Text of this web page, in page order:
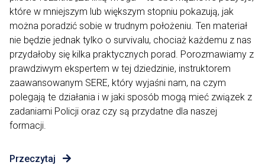
które w mniejszym lub większym stopniu pokazują, jak
można poradzić sobie w trudnym położeniu. Ten materiał
nie będzie jednak tylko o survivalu, chociaż każdemu z nas
przydałoby się kilka praktycznych porad. Porozmawiamy z
prawdziwym ekspertem w tej dziedzinie, instruktorem
zaawansowanym SERE, który wyjaśni nam, na czym
polegają te działania i w jaki sposób mogą mieć związek z
zadaniami Policji oraz czy są przydatne dla naszej
formacji.
Przeczytaj